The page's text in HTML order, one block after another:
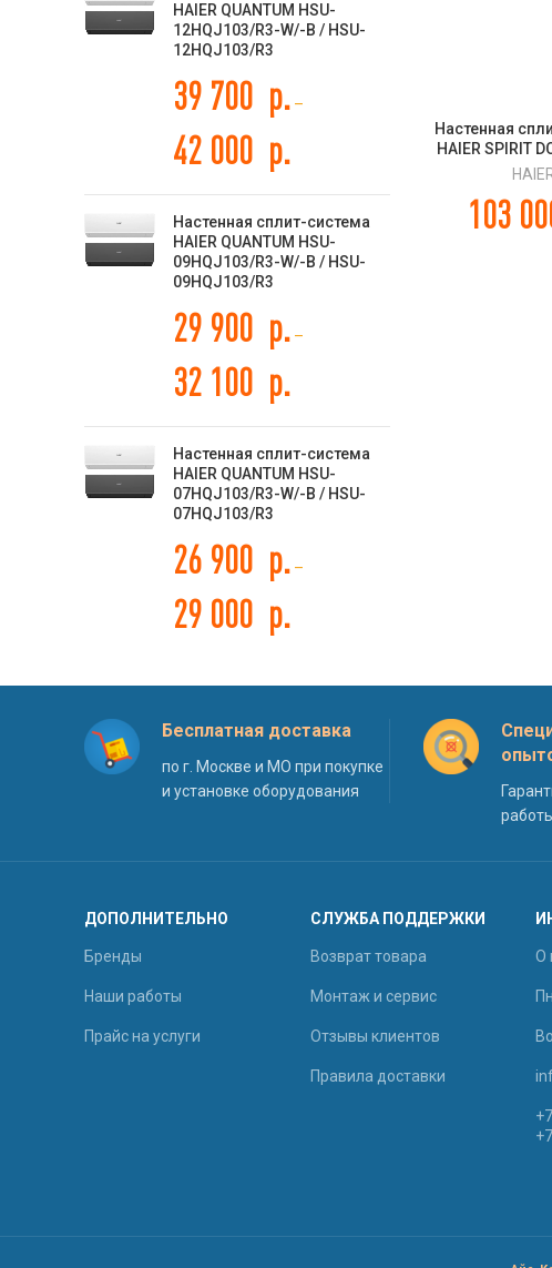
Настенная
HAIER SPIRIT
103
HAIER QUANTUM HSU-
12HQJ103/R3-W/-B / HSU-
12HQJ103/R3
39 700 р. –
42 000 р.
Настенная сплит-система
HAIER QUANTUM HSU-
09HQJ103/R3-W/-B / HSU-
09HQJ103/R3
29 900 р. –
32 100 р.
Настенная сплит-система
HAIER QUANTUM HSU-
07HQJ103/R3-W/-B / HSU-
07HQJ103/R3
26 900 р. –
29 000 р.
Бесплатная доставка
по г. Москве и МО при покупке
и установке оборудования
ДОПОЛНИТЕЛЬНО
Бренды
Наши работы
Прайс на услуги
СЛУЖБА ПОДДЕРЖКИ
Возврат товара
Монтаж и сервис
Отзывы клиентов
Правила доставки
О